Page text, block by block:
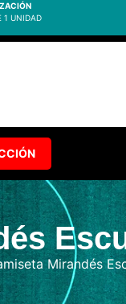
1 UNIDAD
Mirandés